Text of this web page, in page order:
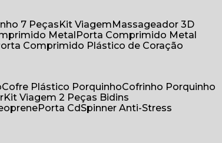
7 Peças Kit Viagem
Massageador 3D
Metal
Porta Comprimido Metal
Porta Comprimido Plástico de Coração
Cofre Plástico Porquinho
Cofrinho Porquinho
Kit Viagem 2 Peças Bidins
Porta Cd
Spinner Anti-Stress